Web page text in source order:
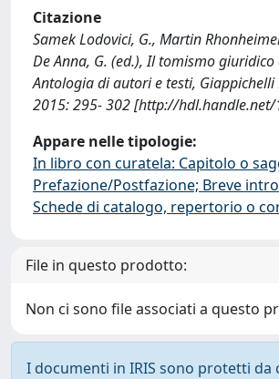
Citazione
Samek Lodovici, G., Martin
De Anna, G. (ed.), Il tomismo giuridico
Antologia di autori e testi, Giappichelli
2015: 295- 302 [http://
Appare nelle tipologie:
In libro con curatela: Capitolo o
Prefazione/Postfazione; Breve
Schede di catalogo, repertorio o
File in questo prodotto:
Non ci sono file associati a questo
I documenti in IRIS sono protetti da